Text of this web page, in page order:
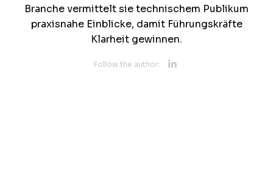
Branche vermittelt sie technischem Publikum
praxisnahe Einblicke, damit Führungskräfte
Klarheit gewinnen.
Follow the author: